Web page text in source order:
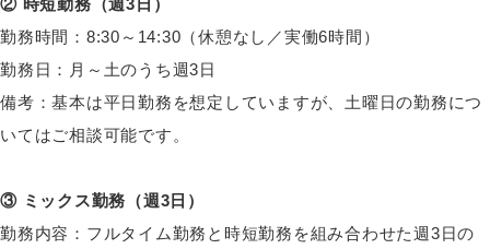
② 時短勤務（週3日）
勤務時間：8:30～14:30（休憩なし／実働6時間）
勤務日：月～土のうち週3日
備考：基本は平日勤務を想定していますが、土曜日の勤務につ
いてはご相談可能です。
③ ミックス勤務（週3日）
勤務内容：フルタイム勤務と時短勤務を組み合わせた週3日の